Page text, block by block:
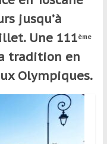
jusqu’à
Une 111ème
tradition en
Olympiques.